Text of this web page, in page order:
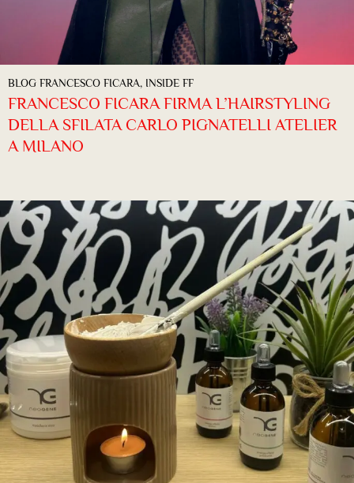
BLOG FRANCESCO FICARA, INSIDE FF
FRANCESCO FICARA FIRMA L’HAIRSTYLING
DELLA SFILATA CARLO PIGNATELLI ATELIER
A MILANO